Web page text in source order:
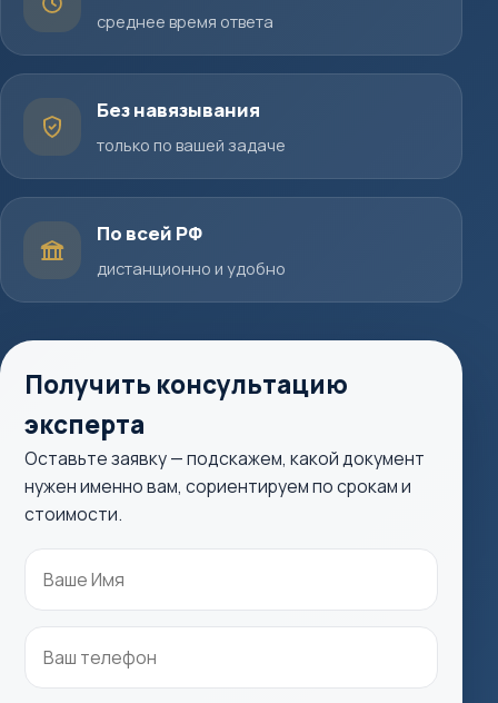
среднее время ответа
Без навязывания
только по вашей задаче
По всей РФ
дистанционно и удобно
Получить консультацию
эксперта
Оставьте заявку — подскажем, какой документ
нужен именно вам, сориентируем по срокам и
стоимости.